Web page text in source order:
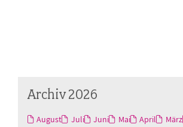
Archiv 2026
August Juli Juni Mai April März